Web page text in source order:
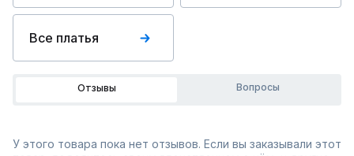
Все платья
Отзывы Вопросы
У этого товара пока нет отзывов. Если вы заказывали этот